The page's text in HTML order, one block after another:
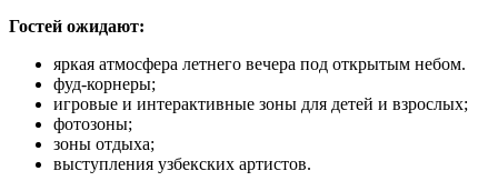
Гостей ожидают:
яркая атмосфера летнего вечера под открытым небом.
фуд-корнеры;
игровые и интерактивные зоны для детей и взрослых;
фотозоны;
зоны отдыха;
выступления узбекских артистов.